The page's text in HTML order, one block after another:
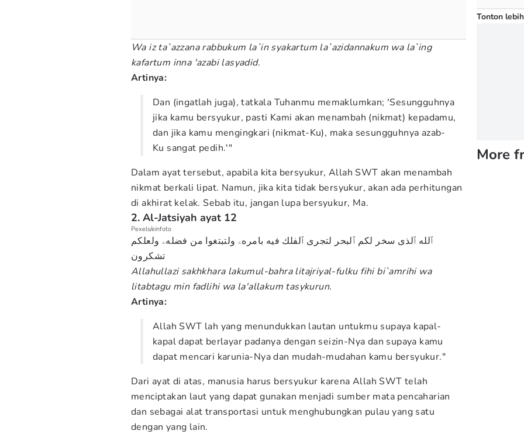
Wa iz ta`azzana rabbukum la`in syakartum la`azidannakum wa la`ing
kafartum inna 'azabi lasyadid.
Artinya:
Dan (ingatlah juga), tatkala Tuhanmu memaklumkan; 'Sesungguhnya
jika kamu bersyukur, pasti Kami akan menambah (nikmat) kepadamu,
dan jika kamu mengingkari (nikmat-Ku), maka sesungguhnya azab-
Ku sangat pedih.'"
Dalam ayat tersebut, apabila kita bersyukur, Allah SWT akan menambah
nikmat berkali lipat. Namun, jika kita tidak bersyukur, akan ada perhitungan
di akhirat kelak. Sebab itu, jangan lupa bersyukur, Ma.
2. Al-Jatsiyah ayat 12
Pexels/einfoto
ٱلله ٱلذى سخر لكم ٱلبحر لتجرى ٱلفلك فيه بامرهۦ ولتبتغوا من فضلهۦ ولعلكم
تشكرون
Allahullazi sakhkhara lakumul-bahra litajriyal-fulku fihi bi`amrihi wa
litabtagumin fadlihi wa la'allakum tasykurun.
Artinya:
Allah SWT lah yang menundukkan lautan untukmu supaya kapal-
kapal dapat berlayar padanya dengan seizin-Nya dan supaya kamu
dapat mencari karunia-Nya dan mudah-mudahan kamu bersyukur."
Dari ayat di atas, manusia harus bersyukur karena Allah SWT telah
menciptakan laut yang dapat gunakan menjadi sumber mata pencaharian
dan sebagai alat transportasi untuk menghubungkan pulau yang satu
dengan yang lain.
Tonton
More